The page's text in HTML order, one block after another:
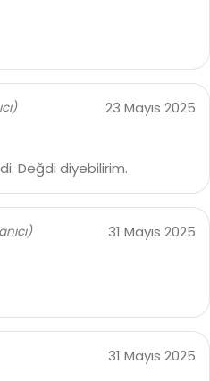
23 Mayıs 2025
Değdi diyebilirim.
31 Mayıs 2025
31 Mayıs 2025